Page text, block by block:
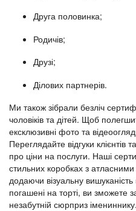
Друга половинка;
Родичів;
Друзі;
Ділових партнерів.
Ми також зібрали безліч
чоловіків та дітей. Щоб
ексклюзивні фото та
Переглядайте відгуки
про ціни на послуги. Наші
стильних коробках з атласними
додаючи візуальну
погашені на торті, ви зможете
незабутній сюрприз імениннику.